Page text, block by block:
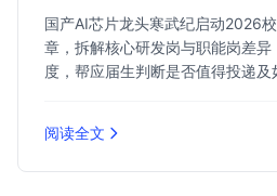
国产AI芯片龙头寒武纪启动2026
章，拆解核心研发岗与职能岗差
度，帮应届生判断是否值得投递及
阅读全文